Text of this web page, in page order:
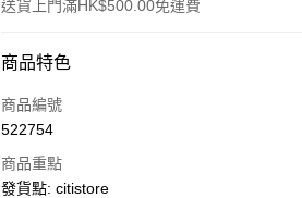
送貨上門滿HK$500.00免運費
付款方式
信用卡
PayMe
商品特色
商品編號
522754
商品重點
發貨點: citistore